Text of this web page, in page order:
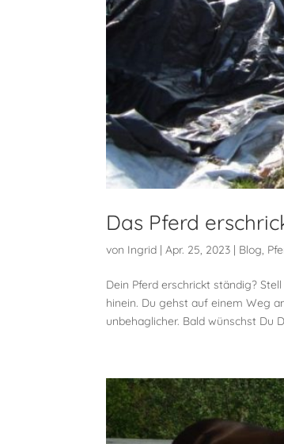
Das Pferd
von Ingrid |Apr. 25, 2023 | Blog,
Dein Pferd erschrickt ständig?
hinein. Du gehst auf einem Weg
unbehaglicher. Bald wünschst Du